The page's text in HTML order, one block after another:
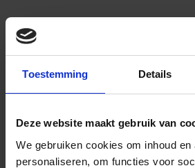
Toestemming Details
Deze website maakt gebruik van
We gebruiken cookies om inhoud en
personaliseren, om functies voor